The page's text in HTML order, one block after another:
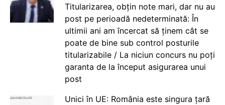
Titularizarea, obțin note mari, dar nu au
post pe perioadă nedeterminată: În
ultimii ani am încercat să ținem cât se
poate de bine sub control posturile
titularizabile / La niciun concurs nu poți
garanta de la început asigurarea unui
post
Unici în UE: România este singura țară